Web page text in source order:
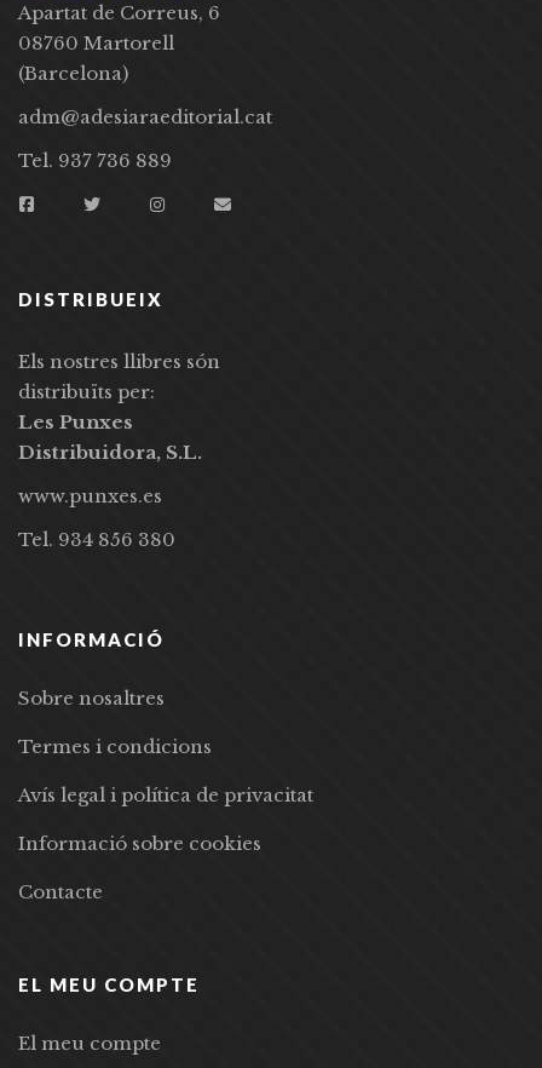
Apartat de Correus, 6
08760 Martorell
(Barcelona)
adm@adesiaraeditorial.cat
Tel. 937 736 889
DISTRIBUEIX
Els nostres llibres són
distribuïts per:
Les Punxes
Distribuidora, S.L.
www.punxes.es
Tel. 934 856 380
INFORMACIÓ
Sobre nosaltres
Termes i condicions
Avís legal i política de privacitat
Informació sobre cookies
Contacte
EL MEU COMPTE
El meu compte